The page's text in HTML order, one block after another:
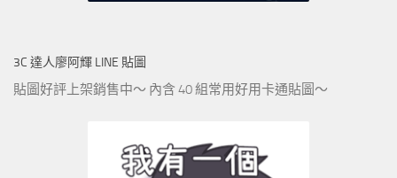
3C 達人廖阿輝 LINE 貼圖
貼圖好評上架銷售中～ 內含 40 組常用好用卡通貼圖～